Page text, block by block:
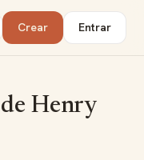
Crear Entrar
de Henry